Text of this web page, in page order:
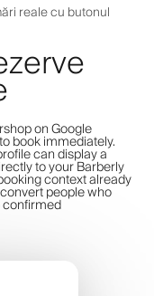
reale cu butonul
on Google
book immediately.
can display a
to your Barberly
context already
people who
confirmed